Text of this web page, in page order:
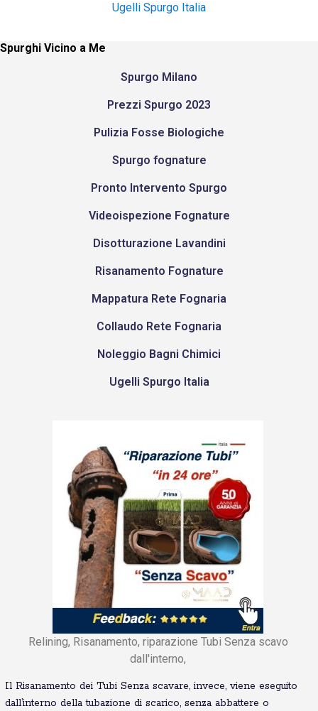
Ugelli Spurgo Italia
Spurghi Vicino a Me
Spurgo Milano
Prezzi Spurgo 2023
Pulizia Fosse Biologiche
Spurgo fognature
Pronto Intervento Spurgo
Videoispezione Fognature
Disotturazione Lavandini
Risanamento Fognature
Mappatura Rete Fognaria
Collaudo Rete Fognaria
Noleggio Bagni Chimici
Ugelli Spurgo Italia
Relining, Risanamento, riparazione Tubi Senza scavo
dall'interno,
Il Risanamento dei Tubi Senza scavare, invece, viene eseguito
dall’interno della tubazione di scarico, senza abbattere o